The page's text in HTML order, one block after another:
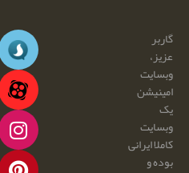
گاربر
عزیز،
وبسایت
امینیشن
یک
وبسایت
کاملا ایرانی
بوده و